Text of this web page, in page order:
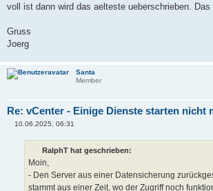
voll ist dann wird das aelteste ueberschrieben. Das
Gruss
Joerg
Santa
Member
Re: vCenter - Einige Dienste starten nicht
10.06.2025, 06:31
RalphT hat geschrieben:
Moin,
- Den Server aus einer Datensicherung
stammt aus einer Zeit, wo der Zugriff noch